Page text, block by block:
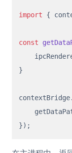
import {
const
}
contextBridge.